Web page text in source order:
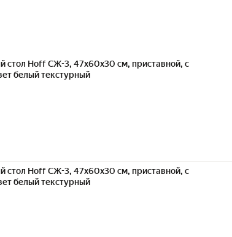
стол Hoff СЖ-3, 47х60х30 см, приставной, с
белый текстурный
стол Hoff СЖ-3, 47х60х30 см, приставной, с
белый текстурный